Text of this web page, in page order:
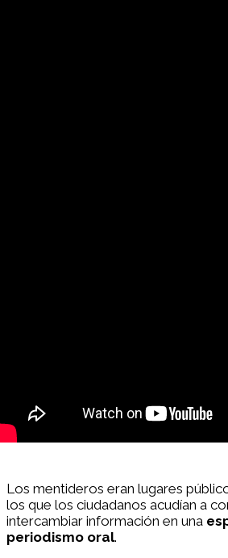
Los mentideros eran lugares
los que los ciudadanos acudían a
intercambiar información en una
periodismo oral.